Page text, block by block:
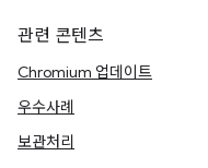
관련 콘텐츠
Chromium 업데이트
우수사례
보관처리